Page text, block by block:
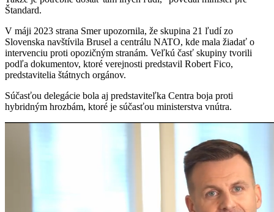
Štandard.
V máji 2023 strana Smer upozornila, že skupina 21 ľudí zo
Slovenska navštívila Brusel a centrálu NATO, kde mala žiadať o
intervenciu proti opozičným stranám. Veľkú časť skupiny tvorili
podľa dokumentov, ktoré verejnosti predstavil Robert Fico,
predstavitelia štátnych orgánov.
Súčasťou delegácie bola aj predstaviteľka Centra boja proti
hybridným hrozbám, ktoré je súčasťou ministerstva vnútra.